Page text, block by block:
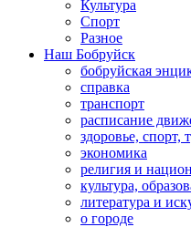
Культура
Спорт
Разное
Наш Бобруйск
бобруйская
справка
транспорт
расписание
здоровье, спорт,
экономика
религия и
культура,
литература и
о городе